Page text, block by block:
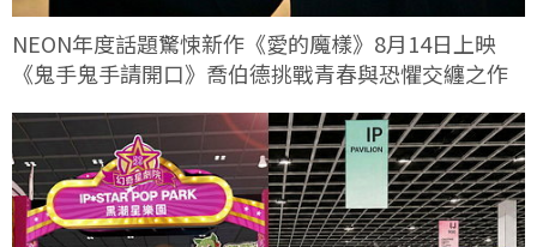
NEON年度話題驚悚新作《愛的魔樣》8月14日上映
《鬼手鬼手請開口》喬伯德挑戰青春與恐懼交纏之作